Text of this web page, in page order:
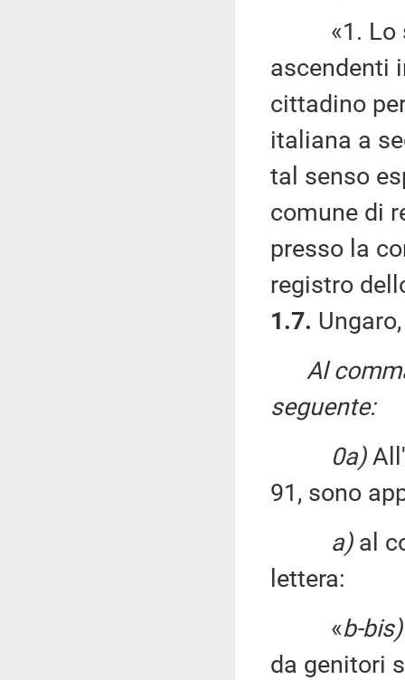
«1. Lo
ascendenti
cittadino
italiana a
tal senso
comune di
presso la
registro
1.7.
Al
seguente:
0a)
91, sono
a)al
lettera:
«b-bis)
da genitori